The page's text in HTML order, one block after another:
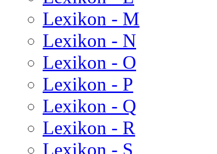
Lexikon - M
Lexikon - N
Lexikon - O
Lexikon - P
Lexikon - Q
Lexikon - R
Lexikon - S